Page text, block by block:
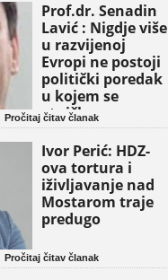
Prof.dr. Senadin
Lavić : Nigdje više
u razvijenoj
Evropi ne postoji
politički poredak
u kojem se
etničke grupe
pojavljuju kao
osnovne političke
jedinice
Pročitaj čitav članak
Ivor Perić: HDZ-
ova tortura i
iživljavanje nad
Mostarom traje
predugo
Pročitaj čitav članak